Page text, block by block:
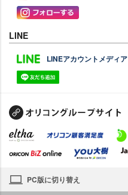
LINE
LINEアカウントメディア
PC版に切り替え